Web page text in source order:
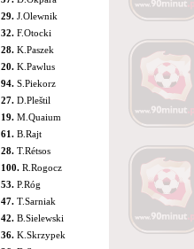
29.J.Olewnik
32.F.Otocki
28.K.Paszek
20.K.Pawlus
94.S.Piekorz
27.D.Pleštil
19.M.Quaium
61.B.Rajt
28.T.Rétsos
100.R.Rogocz
53.P.Róg
47.T.Sarniak
42.B.Sielewski
36.K.Skrzypek